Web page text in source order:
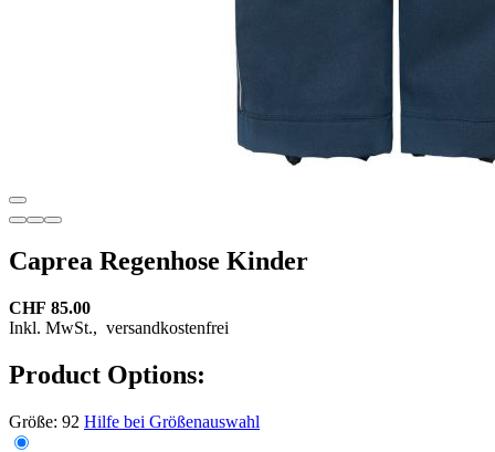
Caprea Regenhose Kinder
CHF 85.00
Inkl. MwSt., versandkostenfrei
Product Options:
Größe: 92 Hilfe bei Größenauswahl